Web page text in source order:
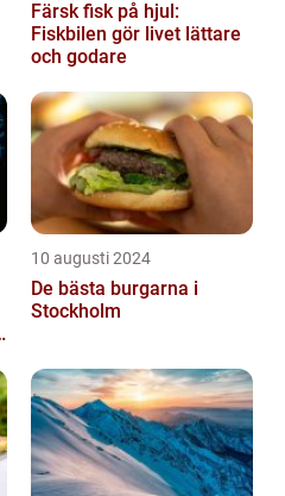
Färsk fisk på hjul:
Fiskbilen gör livet lättare
och godare
10 augusti 2024
De bästa burgarna i
Stockholm